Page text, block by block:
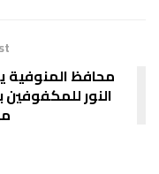
محافظ المنوفية
النور